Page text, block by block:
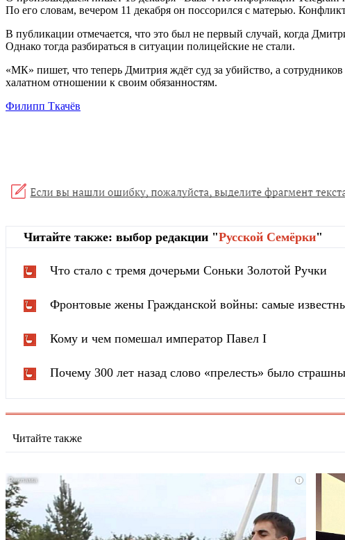
По его словам, вечером 11 декабря он поссорился с матерью.
В публикации отмечается, что это был не первый случай, когда
Однако тогда разбираться в ситуации полицейские не стали.
«МК» пишет, что теперь Дмитрия ждёт суд за убийство, а
халатном отношении к своим обязанностям.
Филипп Ткачёв
Читайте также: выбор редакции "Русской Cемёрки"
Что стало с тремя дочерьми Соньки Золотой Ручки
Фронтовые жены Гражданской войны: самые
Кому и чем помешал император Павел I
Почему 300 лет назад слово «прелесть» было
Читайте также
i